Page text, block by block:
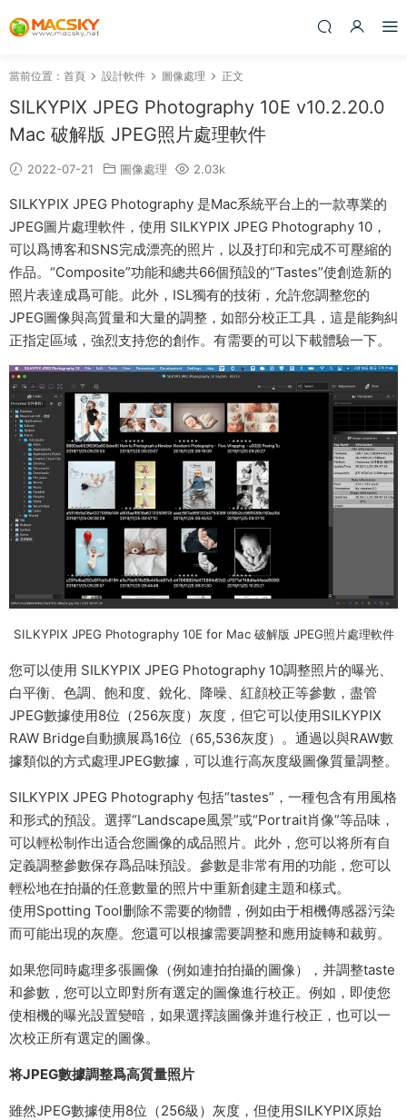
當前位置： 首頁 設計軟件 圖像處理 正文
SILKYPIX JPEG Photography 10E v10.2.20.0
Mac 破解版 JPEG照片處理軟件
2022-07-21 圖像處理 2.03k
SILKYPIX JPEG Photography 是Mac系統平台上的一款專業的
JPEG圖片處理軟件，使用 SILKYPIX JPEG Photography 10，
可以爲博客和SNS完成漂亮的照片，以及打印和完成不可壓縮的
作品。“Composite”功能和總共66個預設的“Tastes”使創造新的
照片表達成爲可能。此外，ISL獨有的技術，允許您調整您的
JPEG圖像與高質量和大量的調整，如部分校正工具，這是能夠糾
正指定區域，強烈支持您的創作。有需要的可以下載體驗一下。
SILKYPIX JPEG Photography 10E for Mac 破解版 JPEG照片處理軟件
您可以使用 SILKYPIX JPEG Photography 10調整照片的曝光、
白平衡、色調、飽和度、銳化、降噪、紅顔校正等參數，盡管
JPEG數據使用8位（256灰度）灰度，但它可以使用SILKYPIX
RAW Bridge自動擴展爲16位（65,536灰度）。通過以與RAW數
據類似的方式處理JPEG數據，可以進行高灰度級圖像質量調整。
SILKYPIX JPEG Photography 包括“tastes”，一種包含有用風格
和形式的預設。選擇“Landscape風景”或“Portrait肖像”等品味，
可以輕松制作出适合您圖像的成品照片。此外，您可以将所有自
定義調整參數保存爲品味預設。參數是非常有用的功能，您可以
輕松地在拍攝的任意數量的照片中重新創建主題和樣式。
使用Spotting Tool删除不需要的物體，例如由于相機傳感器污染
而可能出現的灰塵。您還可以根據需要調整和應用旋轉和裁剪。
如果您同時處理多張圖像（例如連拍拍攝的圖像），并調整taste
和參數，您可以立即對所有選定的圖像進行校正。例如，即使您
使相機的曝光設置變暗，如果選擇該圖像并進行校正，也可以一
次校正所有選定的圖像。
将JPEG數據調整爲高質量照片
雖然JPEG數據使用8位（256級）灰度，但使用SILKYPIX原始